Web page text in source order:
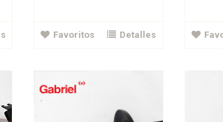
Favoritos Detalles
Agregar al carrito